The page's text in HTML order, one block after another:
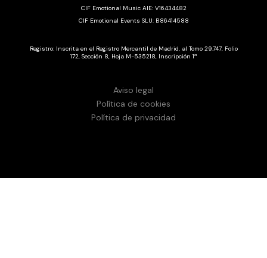
CIF Emotional Music AIE: V16434482
CIF Emotional Events SLU: B86414588
Registro: Inscrita en el Registro Mercantil de Madrid, al Tomo 29.747, Folio
172, Sección 8, Hoja M-535218, Inscripción 1ª
Aviso legal
Política de cookies
Política de privacidad